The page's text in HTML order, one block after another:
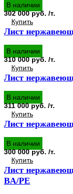
В наличии
302 000 руб. /т.
Купить
Лист
В наличии
310 000 руб. /т.
Купить
Лист
В наличии
311 000 руб. /т.
Купить
Лист
В наличии
300 000 руб. /т.
Купить
Лист
BA/PE